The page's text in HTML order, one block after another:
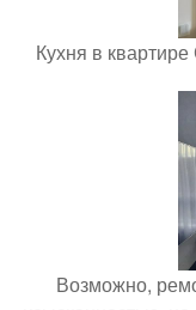
Кухня в
Возможно,